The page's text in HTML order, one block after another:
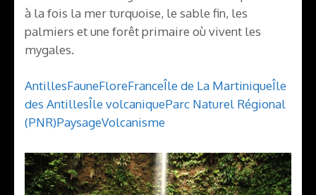
à la fois la mer turquoise, le sable fin, les
palmiers et une forêt primaire où vivent les
mygales.
AntillesFauneFloreFranceÎle de La MartiniqueÎle
des AntillesÎle volcaniqueParc Naturel Régional
(PNR)PaysageVolcanisme